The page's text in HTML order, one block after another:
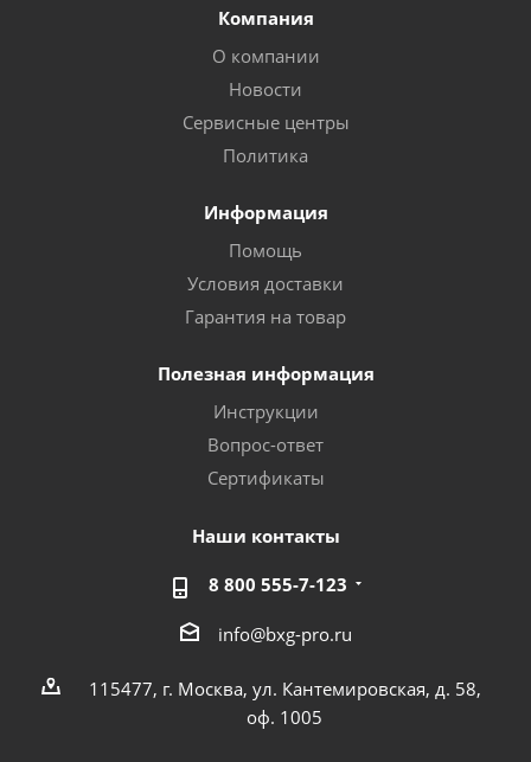
Компания
О компании
Новости
Сервисные центры
Политика
Информация
Помощь
Условия доставки
Гарантия на товар
Полезная информация
Инструкции
Вопрос-ответ
Сертификаты
Наши контакты
8 800 555-7-123
info@bxg-pro.ru
115477, г. Москва, ул. Кантемировская, д. 58,
оф. 1005